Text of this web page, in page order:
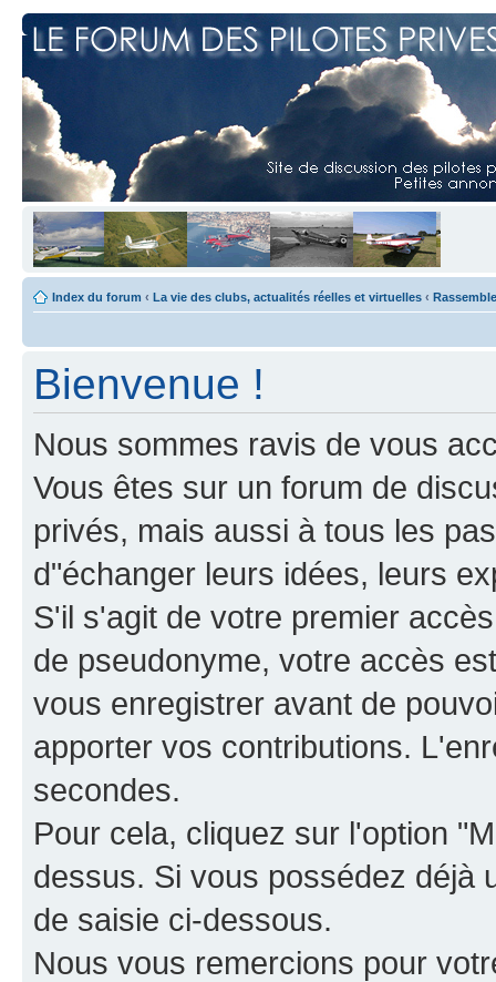
Index du forum ‹ La vie des clubs, actualités réelles et virtuelles ‹
Bienvenue !
Nous sommes ravis de vous
Vous êtes sur un forum de
privés, mais aussi à tous les
d"échanger leurs idées, leurs
S'il s'agit de votre premier
de pseudonyme, votre accès
vous enregistrer avant de
apporter vos contributions.
secondes.
Pour cela, cliquez sur l'option
dessus. Si vous possédez déjà
de saisie ci-dessous.
Nous vous remercions pour